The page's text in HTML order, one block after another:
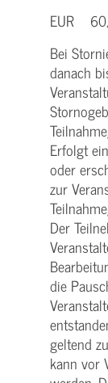
EUR
Bei
danach
Erfolgt
oder
zur
Der
die
geltend
kann vor